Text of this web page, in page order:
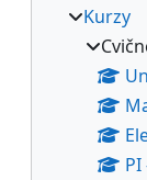
Kurzy
Un
PI